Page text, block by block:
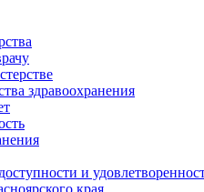
здравоохранения
и
края